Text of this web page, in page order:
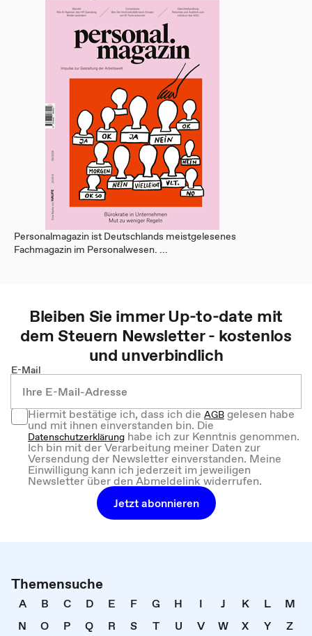
Personalmagazin ist Deutschlands meistgelesenes
Fachmagazin im Personalwesen. ...
Bleiben Sie immer Up-to-date mit
demSteuern Newsletter - kostenlos
und unverbindlich
E-Mail
Hiermit bestätige ich, dass ich dieAGBgelesen habe
und mit ihnen einverstanden bin. Die
Datenschutzerklärung habe ich zur Kenntnis genommen.
Ich bin mit der Verarbeitung meiner Daten zur
Versendung der Newsletter einverstanden. Meine
Einwilligung kann ich jederzeit im jeweiligen
Newsletter über den Abmeldelink widerrufen.
Jetzt abonnieren
Themensuche
A B C D E F G H I J K L
M
N
O P Q R S T U V W X Y
Z